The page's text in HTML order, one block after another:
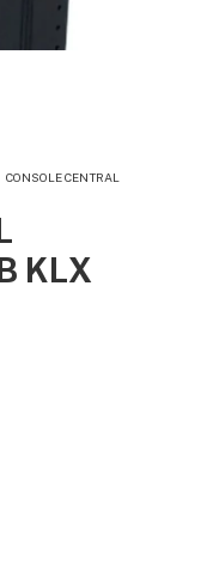
CONSOLE CENTRAL
KLX